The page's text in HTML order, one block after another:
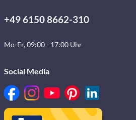
+49 6150 8662-310
Mo-Fr, 09:00 - 17:00 Uhr
Social Media